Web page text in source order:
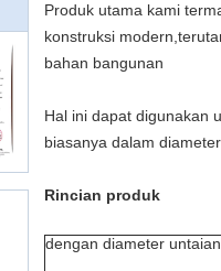
Produk utama kami
konstruksi
bahan bangunan
Hal ini dapat digunakan
biasanya dalam
Rincian produk
dengan diameter untaian